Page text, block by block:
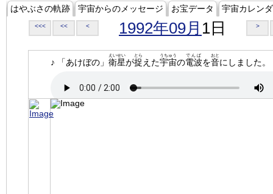
はやぶさの軌跡 宇宙からのメッセージ お宝データ 宇宙カレン
<<< << < 1992年09月 1日 >
♪ 「あけぼの」 衛星
えいせい
が捉
とら
えた宇宙
うちゅう
の電波
でんぱ
を音
おと
にしました。